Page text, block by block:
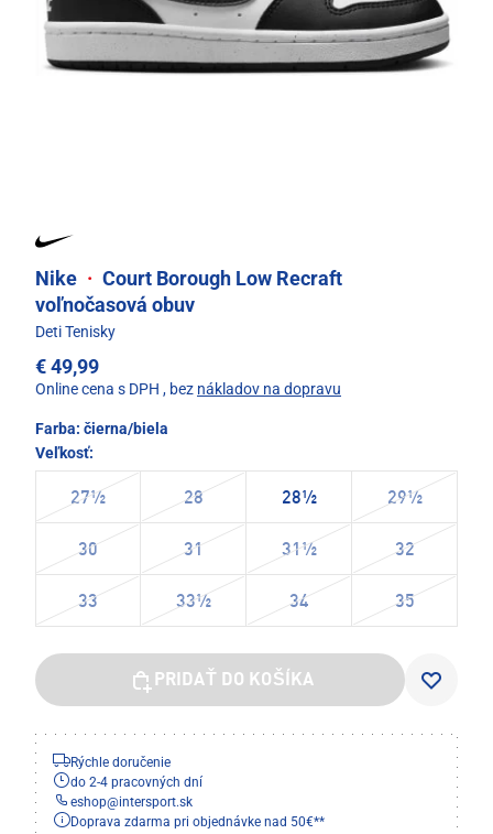
Nike · Court Borough Low Recraft
voľnočasová obuv
Deti Tenisky
€ 49,99
Online cena s DPH , bez nákladov na dopravu
Farba: čierna/biela
Veľkosť:
27½ 28 28½ 29½
30 31 31½ 32
33 33½ 34 35
PRIDAŤ DO KOŠÍKA
Rýchle doručenie
do 2-4 pracovných dní
eshop@intersport.sk
Doprava zdarma pri objednávke nad 50€**